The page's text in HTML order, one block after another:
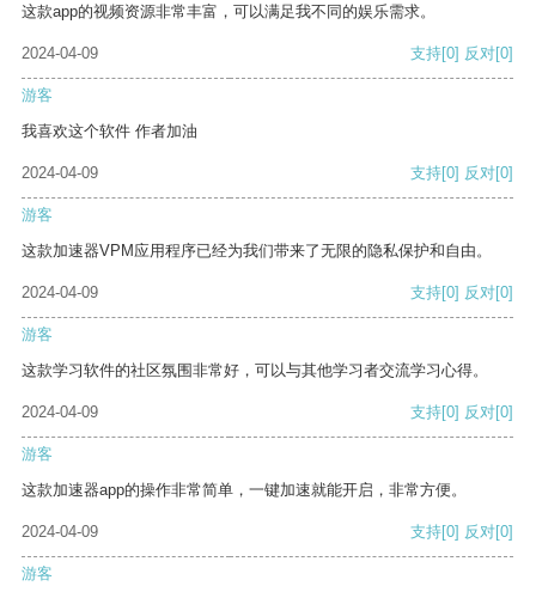
这款app的视频资源非常丰富，可以满足我不同的娱乐需求。
2024-04-09 支持[0] 反对[0]
游客
我喜欢这个软件 作者加油
2024-04-09 支持[0] 反对[0]
游客
这款加速器VPM应用程序已经为我们带来了无限的隐私保护和自由。
2024-04-09 支持[0] 反对[0]
游客
这款学习软件的社区氛围非常好，可以与其他学习者交流学习心得。
2024-04-09 支持[0] 反对[0]
游客
这款加速器app的操作非常简单，一键加速就能开启，非常方便。
2024-04-09 支持[0] 反对[0]
游客